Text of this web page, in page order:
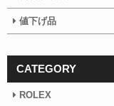
値下げ品
CATEGORY
ROLEX